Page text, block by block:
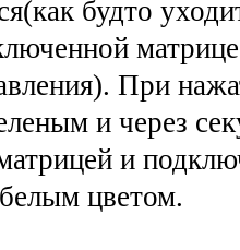
будто
При
и через
и
цветом.